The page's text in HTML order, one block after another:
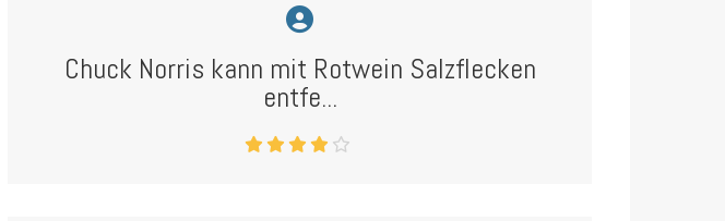
Chuck Norris kann mit Rotwein Salzflecken
entfe...